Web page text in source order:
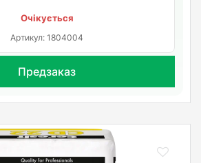
Очікується
Артикул: 1804004
Предзаказ